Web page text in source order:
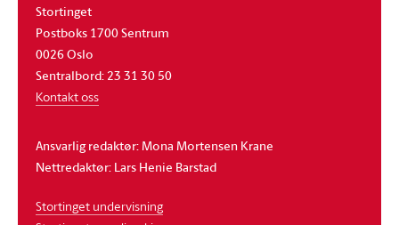
Stortinget
Postboks 1700 Sentrum
0026 Oslo
Sentralbord: 23 31 30 50
Kontakt oss
Ansvarlig redaktør: Mona Mortensen Krane
Nettredaktør: Lars Henie Barstad
Stortinget undervisning